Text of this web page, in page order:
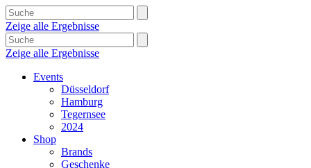
Zeige alle Ergebnisse
Zeige alle Ergebnisse
Events
Düsseldorf
Hamburg
Tegernsee
2024
Shop
Brands
Geschenke